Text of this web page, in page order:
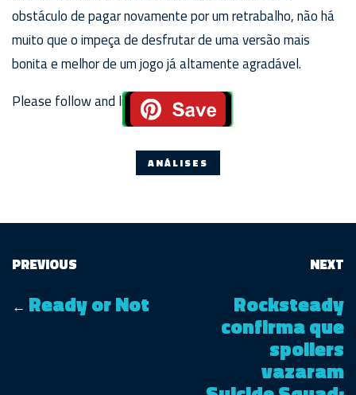
obstáculo de pagar novamente por um retrabalho, não há
muito que o impeça de desfrutar de uma versão mais
bonita e melhor de um jogo já altamente agradável.
Please follow and like us:
ANÁLISES
PREVIOUS
← Ready or Not
NEXT
Rocksteady
confirma que
spoilers
vazaram